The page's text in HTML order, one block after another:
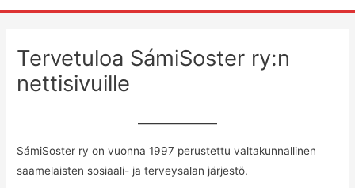
Tervetuloa SámiSoster ry:n
nettisivuille
SámiSoster ry on vuonna 1997 perustettu valtakunnallinen
saamelaisten sosiaali- ja terveysalan järjestö.